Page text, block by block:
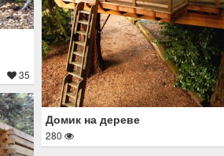
Домик на дереве
280
35